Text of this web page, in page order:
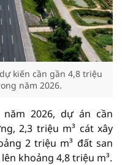
kiến cần gần 4,8 triệu
năm 2026.
2026, dự án cần
2,3 triệu m³ cát xây
2 triệu m³ đất san
khoảng 4,8 triệu m³.